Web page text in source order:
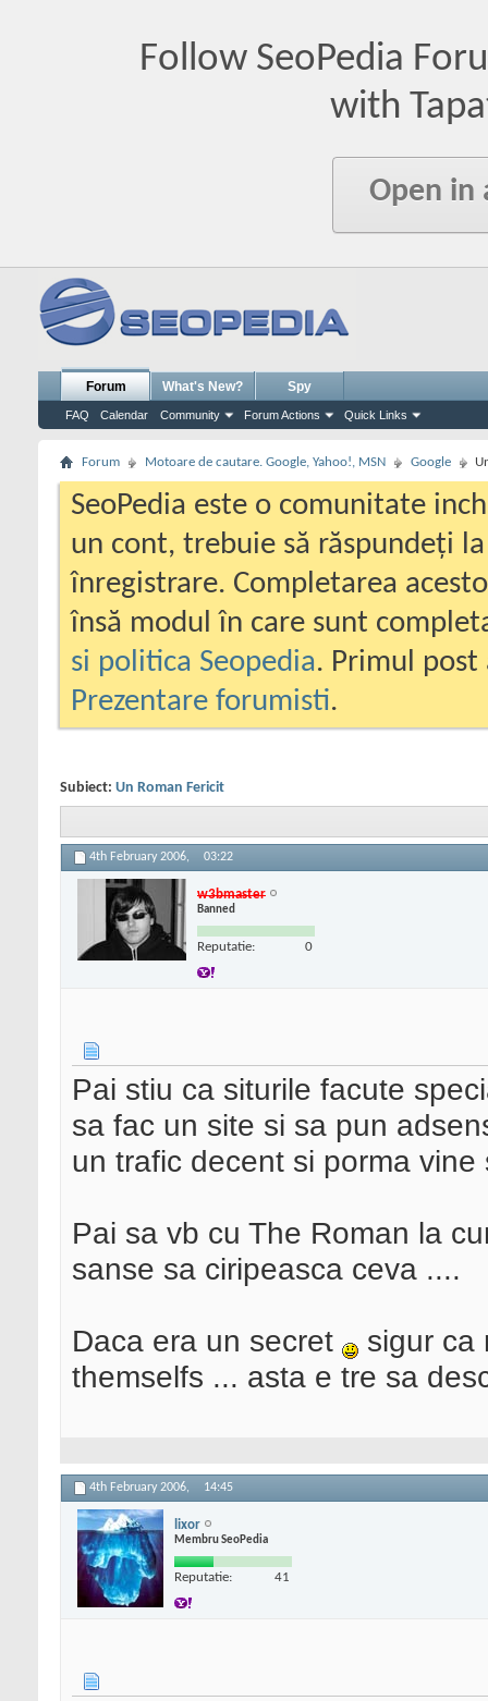
Follow SeoPedia
with
Open in
Forum
FAQ Calendar Community Forum Actions Quick Links
What's New? Spy
Forum Motoare de cautare. Google, Yahoo!, MSN Google
SeoPedia este o comunitate
un cont, trebuie să răspundeți
înregistrare. Completarea
însă modul în care sunt
si politica Seopedia. Primul
Prezentare forumisti.
Subiect: Un Roman Fericit
4th February 2006, 03:22
w3bmaster
Banned
Reputatie: 0
Pai stiu ca siturile facute
sa fac un site si sa pun
un trafic decent si porma
Pai sa vb cu The Roman la
sanse sa ciripeasca ceva ....
Daca era un secret
sigur ca
themselfs ... asta e tre sa
4th February 2006, 14:45
lixor
Membru SeoPedia
Reputatie: 41